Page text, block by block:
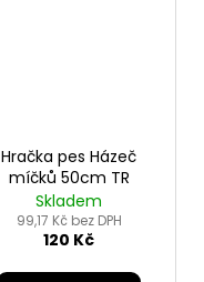
Hračka pes Házeč
míčků 50cm TR
Skladem
99,17 Kč bez DPH
120 Kč